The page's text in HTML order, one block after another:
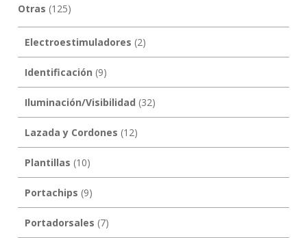
Otras (125)
Electroestimuladores (2)
Identificación (9)
Iluminación/Visibilidad (32)
Lazada y Cordones (12)
Plantillas (10)
Portachips (9)
Portadorsales (7)